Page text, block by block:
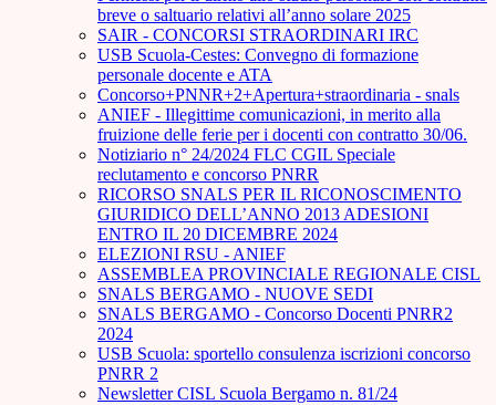
breve o saltuario relativi all’anno solare 2025
SAIR - CONCORSI STRAORDINARI IRC
USB Scuola-Cestes: Convegno di formazione
personale docente e ATA
Concorso+PNNR+2+Apertura+straordinaria - snals
ANIEF - Illegittime comunicazioni, in merito alla
fruizione delle ferie per i docenti con contratto 30/06.
Notiziario n° 24/2024 FLC CGIL Speciale
reclutamento e concorso PNRR
RICORSO SNALS PER IL RICONOSCIMENTO
GIURIDICO DELL’ANNO 2013 ADESIONI
ENTRO IL 20 DICEMBRE 2024
ELEZIONI RSU - ANIEF
ASSEMBLEA PROVINCIALE REGIONALE CISL
SNALS BERGAMO - NUOVE SEDI
SNALS BERGAMO - Concorso Docenti PNRR2
2024
USB Scuola: sportello consulenza iscrizioni concorso
PNRR 2
Newsletter CISL Scuola Bergamo n. 81/24